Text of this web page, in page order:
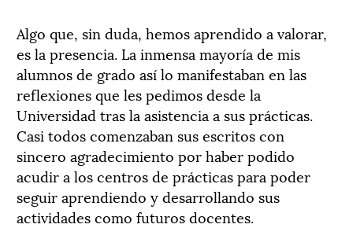
Algo que, sin duda, hemos aprendido a valorar,
es la presencia. La inmensa mayoría de mis
alumnos de grado así lo manifestaban en las
reflexiones que les pedimos desde la
Universidad tras la asistencia a sus prácticas.
Casi todos comenzaban sus escritos con
sincero agradecimiento por haber podido
acudir a los centros de prácticas para poder
seguir aprendiendo y desarrollando sus
actividades como futuros docentes.